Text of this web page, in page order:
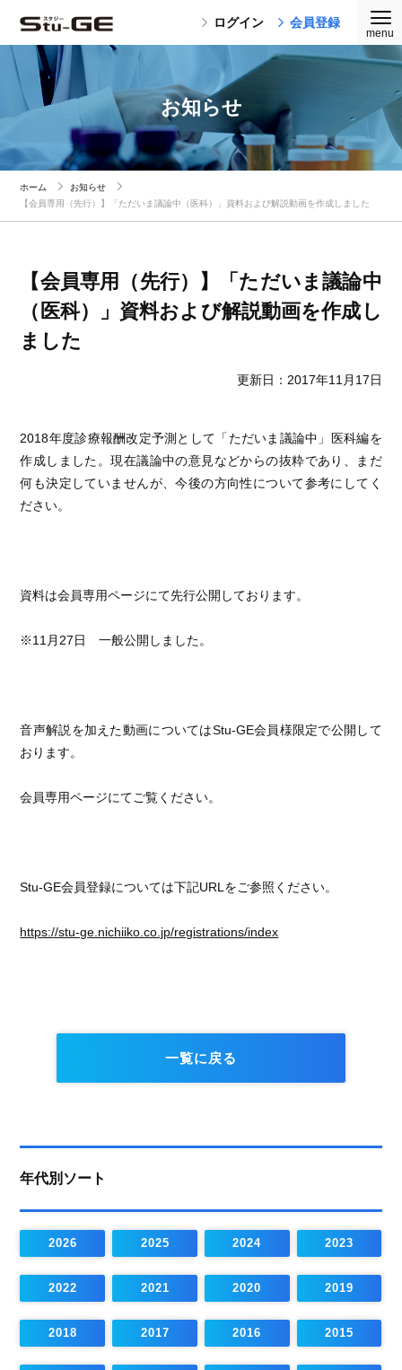
ログイン 会員登録
お知らせ
ホーム
お知らせ
【会員専用（先行）】「ただいま議論中（医科）」資料および解説動画を作成しました
【会員専用（先行）】「ただいま議論中
（医科）」資料および解説動画を作成し
ました
更新日：2017年11月17日
2018年度診療報酬改定予測として「ただいま議論中」医科編を
作成しました。現在議論中の意見などからの抜粋であり、まだ
何も決定していませんが、今後の方向性について参考にしてく
ださい。
資料は会員専用ページにて先行公開しております。
※11月27日 一般公開しました。
音声解説を加えた動画についてはStu-GE会員様限定で公開して
おります。
会員専用ページにてご覧ください。
Stu-GE会員登録については下記URLをご参照ください。
https://stu-ge.nichiiko.co.jp/registrations/index
一覧に戻る
年代別ソート
2026 2025 2024 2023
2022 2021 2020 2019
2018 2017 2016 2015